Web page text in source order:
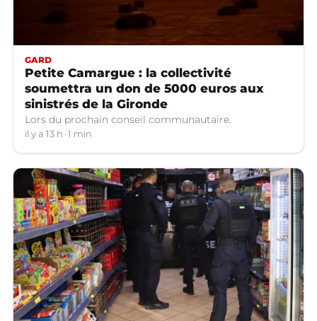
GARD
Petite Camargue : la collectivité
soumettra un don de 5000 euros aux
sinistrés de la Gironde
Lors du prochain conseil communautaire.
il y a 13 h 1 min